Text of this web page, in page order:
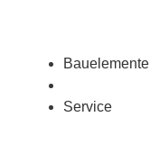
Service